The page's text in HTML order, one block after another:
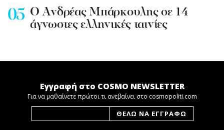
Ο Ανδρέας Μπάρκουλης σε 14
άγνωστες ελληνικές ταινίες
Εγγραφή στο COSMO NEWSLETTER
Για να μαθαίνετε πρώτοι τι ανεβαίνει στο cosmopoliti.com